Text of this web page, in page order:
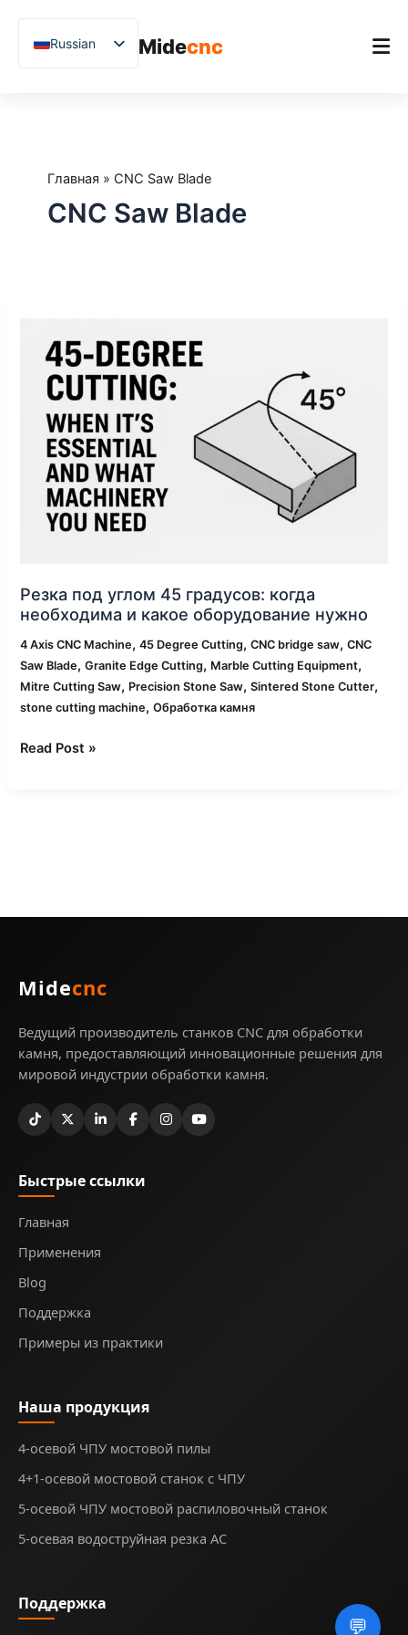
Midecnc
Применения
Blog
Russian
English
Spanish
Polish
Hindi
💬
Главная » CNC Saw Blade
CNC Saw Blade
Резка под углом 45 градусов: когда
необходима и какое оборудование нужно
4 Axis CNC Machine,45 Degree Cutting,CNC bridge saw,CNC
Saw Blade,Granite Edge Cutting, Marble Cutting Equipment,
Mitre Cutting Saw, Precision Stone Saw,Sintered Stone Cutter,
stone cutting machine,Обработка камня
углом
градусов:
когда
необходима
какое
оборудование
нужно
Read Post »
Midecnc
Ведущий производитель станков CNC для обработки
камня, предоставляющий инновационные решения для
мировой индустрии обработки камня.
Быстрые ссылки
Главная
Применения
Blog
Поддержка
Примеры из практики
Наша продукция
4-осевой ЧПУ мостовой пилы
4+1-осевой мостовой станок с ЧПУ
5-осевой ЧПУ мостовой распиловочный станок
5-осевая водоструйная резка AC
Поддержка